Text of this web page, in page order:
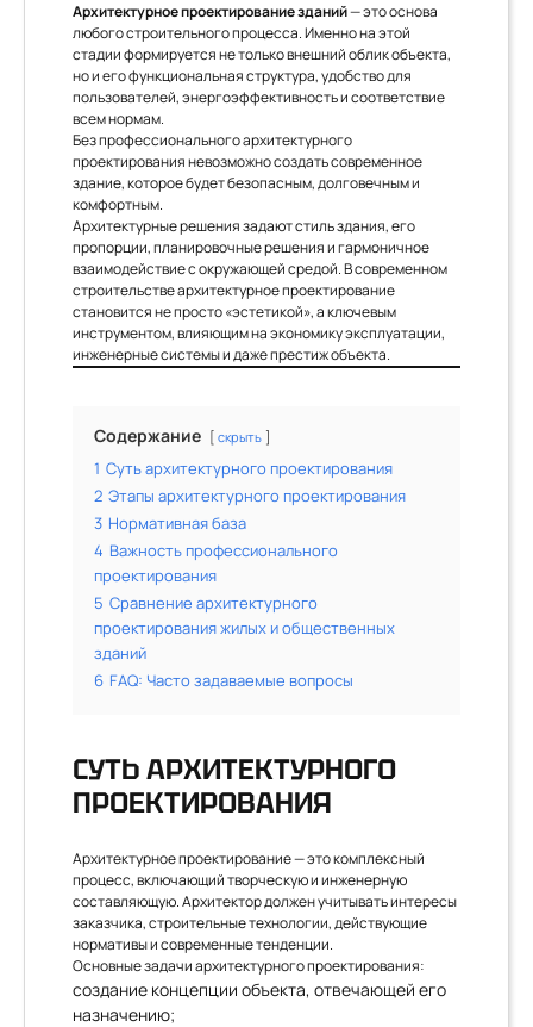
Архитектурное проектирование зданий— это основа
любого строительного процесса. Именно на этой
стадии формируется не только внешний облик объекта,
но и его функциональная структура, удобство для
пользователей, энергоэффективность и соответствие
всем нормам.
Без профессионального архитектурного
проектирования невозможно создать современное
здание, которое будет безопасным, долговечным и
комфортным.
Архитектурные решения задают стиль здания, его
пропорции, планировочные решения и гармоничное
взаимодействие с окружающей средой. В современном
строительстве архитектурное проектирование
становится не просто «эстетикой», а ключевым
инструментом, влияющим на экономику эксплуатации,
инженерные системы и даже престиж объекта.
Содержание скрыть
1 Суть архитектурного проектирования
2 Этапы архитектурного проектирования
3 Нормативная база
4 Важность профессионального
проектирования
5 Сравнение архитектурного
проектирования жилых и общественных
зданий
6 FAQ: Часто задаваемые вопросы
СУТЬ АРХИТЕКТУРНОГО
ПРОЕКТИРОВАНИЯ
Архитектурное проектирование — это комплексный
процесс, включающий творческую и инженерную
составляющую. Архитектор должен учитывать интересы
заказчика, строительные технологии, действующие
нормативы и современные тенденции.
Основные задачи архитектурного проектирования:
создание концепции объекта, отвечающей его
назначению;